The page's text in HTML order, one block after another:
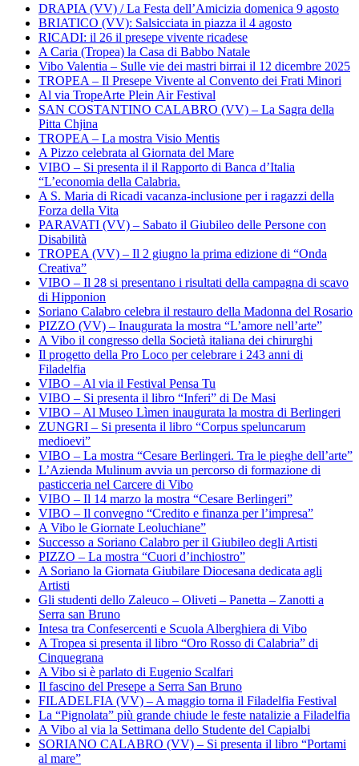
DRAPIA (VV) / La Festa dell’Amicizia domenica 9 agosto
BRIATICO (VV): Salsicciata in piazza il 4 agosto
RICADI: il 26 il presepe vivente ricadese
A Caria (Tropea) la Casa di Babbo Natale
Vibo Valentia – Sulle vie dei mastri birrai il 12 dicembre 2025
TROPEA – Il Presepe Vivente al Convento dei Frati Minori
Al via TropeArte Plein Air Festival
SAN COSTANTINO CALABRO (VV) – La Sagra della
Pitta Chjina
TROPEA – La mostra Visio Mentis
A Pizzo celebrata al Giornata del Mare
VIBO – Si presenta il il Rapporto di Banca d’Italia
“L’economia della Calabria.
A S. Maria di Ricadi vacanza-inclusione per i ragazzi della
Forza della Vita
PARAVATI (VV) – Sabato il Giubileo delle Persone con
Disabilità
TROPEA (VV) – Il 2 giugno la prima edizione di “Onda
Creativa”
VIBO – Il 28 si presentano i risultati della campagna di scavo
di Hipponion
Soriano Calabro celebra il restauro della Madonna del Rosario
PIZZO (VV) – Inaugurata la mostra “L’amore nell’arte”
A Vibo il congresso della Società italiana dei chirurghi
Il progetto della Pro Loco per celebrare i 243 anni di
Filadelfia
VIBO – Al via il Festival Pensa Tu
VIBO – Si presenta il libro “Inferi” di De Masi
VIBO – Al Museo Lìmen inaugurata la mostra di Berlingeri
ZUNGRI – Si presenta il libro “Corpus speluncarum
medioevi”
VIBO – La mostra “Cesare Berlingeri. Tra le pieghe dell’arte”
L’Azienda Mulinum avvia un percorso di formazione di
pasticceria nel Carcere di Vibo
VIBO – Il 14 marzo la mostra “Cesare Berlingeri”
VIBO – Il convegno “Credito e finanza per l’impresa”
A Vibo le Giornate Leoluchiane”
Successo a Soriano Calabro per il Giubileo degli Artisti
PIZZO – La mostra “Cuori d’inchiostro”
A Soriano la Giornata Giubilare Diocesana dedicata agli
Artisti
Gli studenti dello Zaleuco – Oliveti – Panetta – Zanotti a
Serra san Bruno
Intesa tra Confesercenti e Scuola Alberghiera di Vibo
A Tropea si presenta il libro “Oro Rosso di Calabria” di
Cinquegrana
A Vibo si è parlato di Eugenio Scalfari
Il fascino del Presepe a Serra San Bruno
FILADELFIA (VV) – A maggio torna il Filadelfia Festival
La “Pignolata” più grande chiude le feste natalizie a Filadelfia
A Vibo al via la Settimana dello Studente del Capialbi
SORIANO CALABRO (VV) – Si presenta il libro “Portami
al mare”